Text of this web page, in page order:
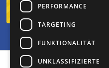
Ayensi Rasselbande - Zolaya
PERFORMANCE
TARGETING
FUNKTIONALITÄT
UNKLASSIFIZIERTE